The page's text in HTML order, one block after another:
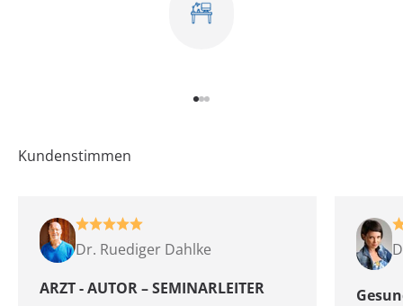
Dr. Ruediger Dahlke
ARZT - AUTOR – SEMINARLEITER